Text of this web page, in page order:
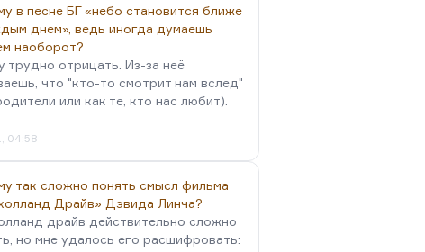
в песне БГ «небо становится ближе
днем», ведь иногда думаешь
наоборот?
трудно отрицать. Из-за неё
что "кто-то смотрит нам вслед"
или как те, кто нас любит).
04:58
так сложно понять смысл фильма
Драйв» Дэвида Линча?
драйв действительно сложно
но мне удалось его расшифровать: